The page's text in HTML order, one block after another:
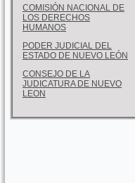
COMISIÓN NACIONAL DE
LOS DERECHOS
HUMANOS
PODER JUDICIAL DEL
ESTADO DE NUEVO LEÓN
CONSEJO DE LA
JUDICATURA DE NUEVO
LEON